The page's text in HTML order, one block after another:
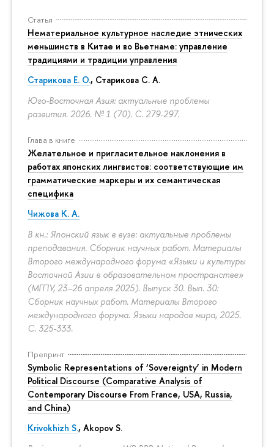
Статья
Нематериальное культурное наследие этнических
меньшинств в Китае и во Вьетнаме: управление
традициями и традиции управления
Старикова Е. О., Старикова С. А.
Юго-Восточная Азия: актуальные проблемы
развития. 2026. № 1 (70). С. 279-297.
Глава в книге
Желательное и пригласительное наклонения в
работах японских лингвистов: соответствующие им
грамматические маркеры и их семантическая
специфика
Чижова К. А.
В кн.: Японский язык в вузе: актуальные проблемы
преподавания. Сборник научных работ. Материалы
Второго международного форума «Языки и культуры
Восточной Азии в образовательном пространстве»
(МГПУ, 23–26 апреля 2025). Выпуск 30. Вып. 30:
Сборник научных работ. Материалы Второго
международного форума. Языки народов мира, 2025.
С. 325-333.
Препринт
Symbolic Representations of ‘Sovereignty’ in Modern
Political Discourse (Comparative Analysis of
Contemporary Discourse From France, USA, Russia,
and China)
Krivokhizh S., Akopov S.